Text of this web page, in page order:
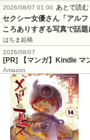
2026/08/07 01:00
あとで読む
セクシー女優さん「アル
ころありすぎる写真で話題
はちま起稿
2026/08/07
[PR] 【マンガ】Kindle マ
Amazon